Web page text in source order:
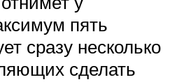
пять
сразу несколько
сделать